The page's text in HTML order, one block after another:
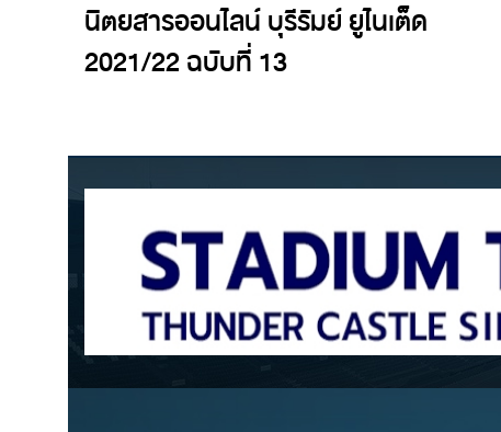
นิตยสารออนไลน์ บุรีรัมย์ ยูไนเต็ด
2021/22 ฉบับที่ 13